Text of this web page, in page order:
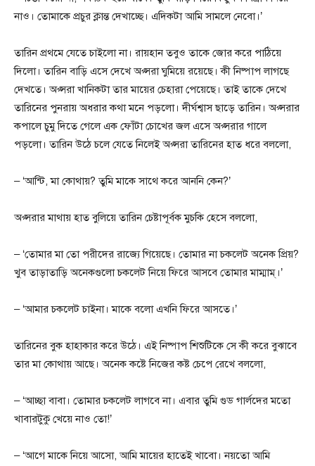
নাও। তোমাকে প্রচুর ক্লান্ত দেখাচ্ছে। এদিকটা আমি সামলে নেবো।’
তারিন প্রথমে যেতে চাইলো না। রায়হান তবুও তাকে জোর করে পাঠিয়ে
দিলো। তারিন বাড়ি এসে দেখে অপ্সরা ঘুমিয়ে রয়েছে। কী নিষ্পাপ লাগছে
দেখতে। অপ্সরা খানিকটা তার মায়ের চেহারা পেয়েছে। তাই তাকে দেখে
তারিনের পুনরায় অধরার কথা মনে পড়লো। দীর্ঘশ্বাস ছাড়ে তারিন। অপ্সরার
কপালে চুমু দিতে গেলে এক ফোঁটা চোখের জল এসে অপ্সরার গালে
পড়লো। তারিন উঠে চলে যেতে নিলেই অপ্সরা তারিনের হাত ধরে বললো,
– ‘আন্টি, মা কোথায়? তুমি মাকে সাথে করে আননি কেন?’
অপ্সরার মাথায় হাত বুলিয়ে তারিন চেষ্টাপূর্বক মুচকি হেসে বললো,
– ‘তোমার মা তো পরীদের রাজ্যে গিয়েছে। তোমার না চকলেট অনেক প্রিয়?
খুব তাড়াতাড়ি অনেকগুলো চকলেট নিয়ে ফিরে আসবে তোমার মাম্মাম্।’
– ‘আমার চকলেট চাইনা। মাকে বলো এখনি ফিরে আসতে।’
তারিনের বুক হাহাকার করে উঠে। এই নিষ্পাপ শিশুটিকে সে কী করে বুঝাবে
তার মা কোথায় আছে। অনেক কষ্টে নিজের কষ্ট চেপে রেখে বললো,
– ‘আচ্ছা বাবা। তোমার চকলেট লাগবে না। এবার তুমি গুড গার্লদের মতো
খাবারটুকু খেয়ে নাও তো!’
– ‘আগে মাকে নিয়ে আসো, আমি মায়ের হাতেই খাবো। নয়তো আমি